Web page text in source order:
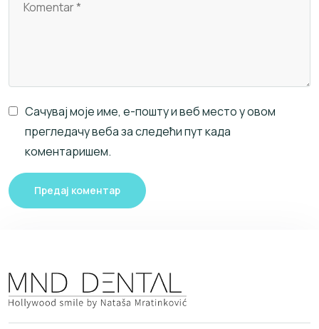
Сачувај моје име, е-пошту и веб место у овом
прегледачу веба за следећи пут када
коментаришем.